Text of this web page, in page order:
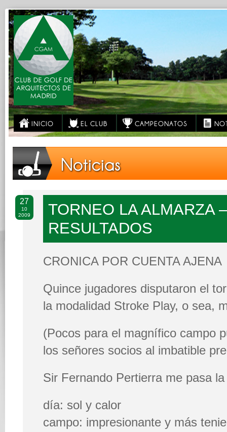
INICIO EL CLUB CAMPEONATOS
Noticias
TORNEO LA ALMARZA
RESULTADOS
27
10
2009
CRONICA POR CUENTA AJENA
Quince jugadores disputaron el
la modalidad Stroke Play, o sea,
(Pocos para el magnífico campo
los señores socios al imbatible
Sir Fernando Pertierra me pasa
día: sol y calor
campo: impresionante y más